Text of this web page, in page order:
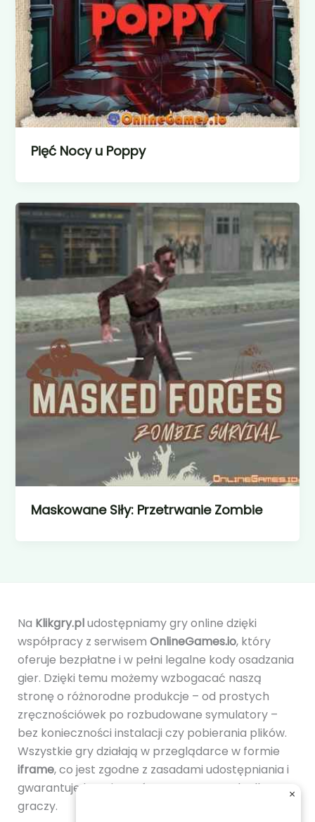
Pięć Nocy u Poppy
Maskowane Siły: Przetrwanie Zombie
Na Klikgry.pludostępniamy gry online dzięki
współpracy z serwisem OnlineGames.io, który
oferuje bezpłatne i w pełni legalne kody osadzania
gier. Dzięki temu możemy wzbogacać naszą
stronę o różnorodne produkcje – od prostych
zręcznościówek po rozbudowane symulatory –
bez konieczności instalacji czy pobierania plików.
Wszystkie gry działają w przeglądarce w formie
iframe, co jest zgodne z zasadami udostępniania i
gwarantuje bezpieczeństwo oraz wygodę dla
graczy.
×